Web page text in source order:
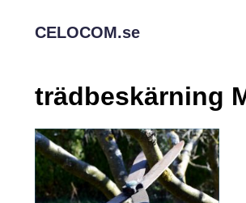
CELOCOM.se
trädbeskärning